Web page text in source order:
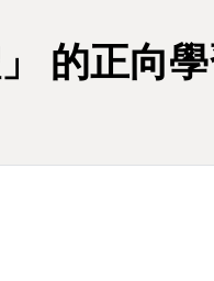
的正向